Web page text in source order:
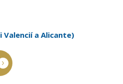
Valencií a Alicante)